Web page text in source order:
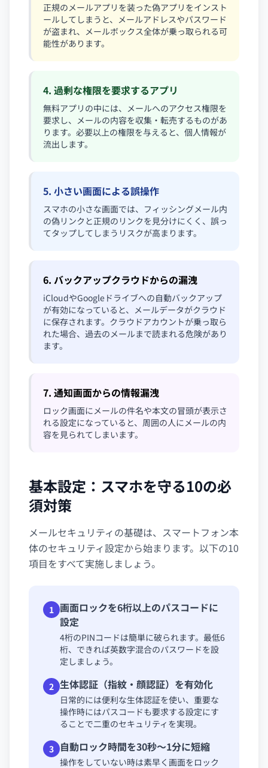
正規のメールアプリを装った偽アプリをインスト
ールしてしまうと、メールアドレスやパスワード
が盗まれ、メールボックス全体が乗っ取られる可
能性があります。
4. 過剰な権限を要求するアプリ
無料アプリの中には、メールへのアクセス権限を
要求し、メールの内容を収集・転売するものがあ
ります。必要以上の権限を与えると、個人情報が
流出します。
5. 小さい画面による誤操作
スマホの小さな画面では、フィッシングメール内
の偽リンクと正規のリンクを見分けにくく、誤っ
てタップしてしまうリスクが高まります。
6. バックアップクラウドからの漏洩
iCloudやGoogleドライブへの自動バックアップ
が有効になっていると、メールデータがクラウド
に保存されます。クラウドアカウントが乗っ取ら
れた場合、過去のメールまで読まれる危険があり
ます。
7. 通知画面からの情報漏洩
ロック画面にメールの件名や本文の冒頭が表示さ
れる設定になっていると、周囲の人にメールの内
容を見られてしまいます。
基本設定：スマホを守る10の必
須対策
メールセキュリティの基礎は、スマートフォン本
体のセキュリティ設定から始まります。以下の10
項目をすべて実施しましょう。
1 画面ロックを6桁以上のパスコードに
設定
4桁のPINコードは簡単に破られます。最低6
桁、できれば英数字混合のパスワードを設
定しましょう。
2 生体認証（指紋・顔認証）を有効化
日常的には便利な生体認証を使い、重要な
操作時にはパスコードも要求する設定にす
ることで二重のセキュリティを実現。
3 自動ロック時間を30秒〜1分に短縮
操作をしていない時は素早く画面をロック